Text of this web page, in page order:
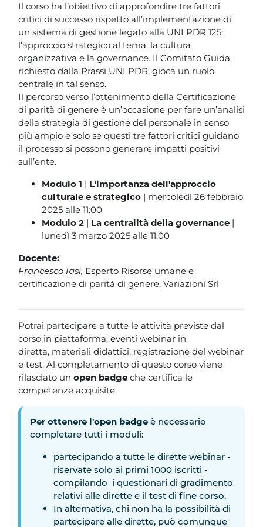
Vai al contenuto principale
Blocchi
Il corso ha l’obiettivo di approfondire tre fattori
critici di successo rispetto all’implementazione di
un sistema di gestione legato alla UNI PDR 125:
l’approccio strategico al tema, la cultura
organizzativa e la governance. Il Comitato Guida,
richiesto dalla Prassi UNI PDR, gioca un ruolo
centrale in tal senso.
Il percorso verso l’ottenimento della Certificazione
di parità di genere è un’occasione per fare un’analisi
della strategia di gestione del personale in senso
più ampio e solo se questi tre fattori critici guidano
il processo si possono generare impatti positivi
sull’ente.
Modulo 1 | L'importanza dell'approccio
culturale e strategico | mercoledì 26 febbraio
2025 alle 11:00
Modulo 2 | La centralità della governance |
lunedì 3 marzo 2025 alle 11:00
Docente:
Francesco Iasi, Esperto Risorse umane e
certificazione di parità di genere, Variazioni Srl
Potrai partecipare a tutte le attività previste dal
corso in piattaforma: eventi webinar in
diretta, materiali didattici, registrazione del webinar
e test. Al completamento di questo corso viene
rilasciato un open badge che certifica le
competenze acquisite.
Per ottenere l'open badge è necessario
completare tutti i moduli:
partecipando a tutte le dirette webinar -
riservate solo ai primi 1000 iscritti -
compilando i questionari di gradimento
relativi alle dirette e il test di fine corso.
In alternativa, chi non ha la possibilità di
partecipare alle dirette, può comunque